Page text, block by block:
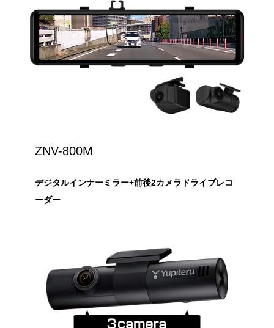
ZNV-800M
デジタルインナーミラー+前後2カメラドライブレコ
ーダー